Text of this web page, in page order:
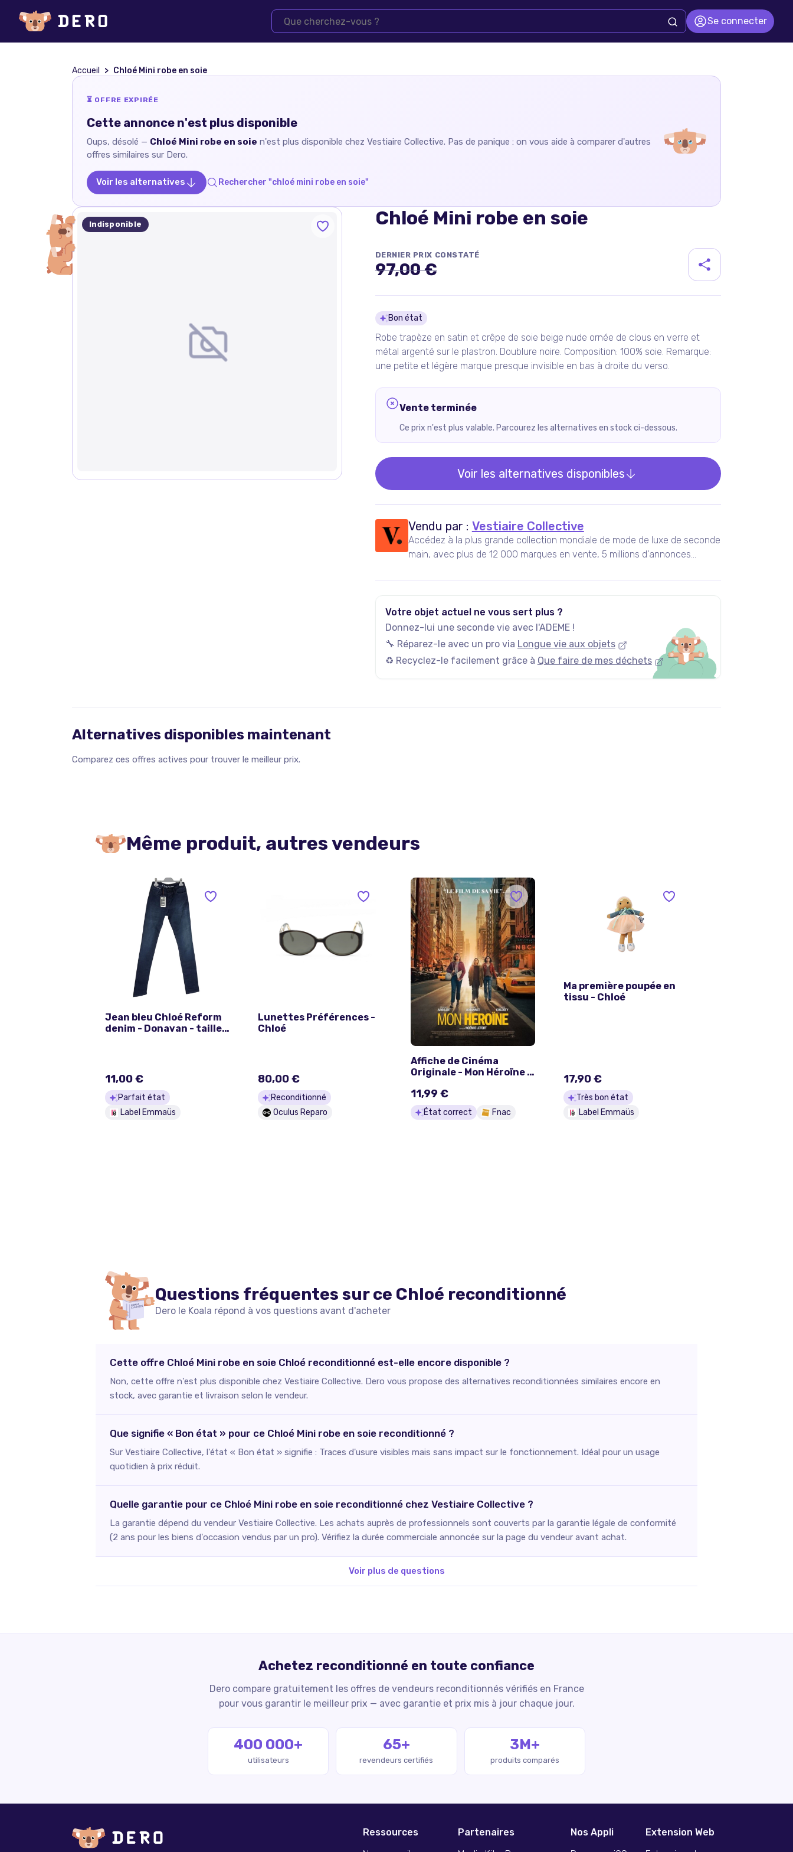
Se connecter
Accueil Chloé Mini robe en soie
⏳ OFFRE EXPIRÉE
Cette annonce n'est plus disponible
Oups, désolé — Chloé Mini robe en soie n'est plus disponible chez Vestiaire Collective. Pas de panique : on vous aide à comparer d'autres
offres similaires sur Dero.
Voir les alternatives Rechercher "chloé mini robe en soie"
Indisponible Chloé Mini robe en soie
DERNIER PRIX CONSTATÉ
97,00 €
Détails du produit
Bon état
Robe trapèze en satin et crêpe de soie beige nude ornée de clous en verre et
métal argenté sur le plastron. Doublure noire. Composition: 100% soie. Remarque:
une petite et légère marque presque invisible en bas à droite du verso.
Vente terminée
Ce prix n'est plus valable. Parcourez les alternatives en stock ci-dessous.
Voir les alternatives disponibles
Vendu par : Vestiaire Collective
Accédez à la plus grande collection mondiale de mode de luxe de seconde
main, avec plus de 12 000 marques en vente, 5 millions d'annonces
Votre objet actuel ne vous sert plus ?
Donnez-lui une seconde vie avec l'ADEME !
🔧 Réparez-le avec un pro via Longue vie aux objets
♻️ Recyclez-le facilement grâce à Que faire de mes déchets
Alternatives disponibles maintenant
Comparez ces offres actives pour trouver le meilleur prix.
Même produit, autres vendeurs
Jean bleu Chloé Reform
denim - Donavan - taille
11,00 €
Parfait état
Label Emmaüs
Lunettes Préférences -
Chloé
80,00 €
Reconditionné
Oculus Reparo
Affiche de Cinéma
Originale - Mon Héroïne -
Arbillot 2022 - 40x60cm
11,99 €
État correct Fnac
Ma première poupée en
tissu - Chloé
17,90 €
Très bon état
Label Emmaüs
Questions fréquentes sur ce Chloé reconditionné
Dero le Koala répond à vos questions avant d'acheter
Cette offre Chloé Mini robe en soie Chloé reconditionné est-elle encore disponible ?
Non, cette offre n'est plus disponible chez Vestiaire Collective. Dero vous propose des alternatives reconditionnées similaires encore en
stock, avec garantie et livraison selon le vendeur.
Que signifie « Bon état » pour ce Chloé Mini robe en soie reconditionné ?
Sur Vestiaire Collective, l'état « Bon état » signifie : Traces d'usure visibles mais sans impact sur le fonctionnement. Idéal pour un usage
quotidien à prix réduit.
Quelle garantie pour ce Chloé Mini robe en soie reconditionné chez Vestiaire Collective ?
La garantie dépend du vendeur Vestiaire Collective. Les achats auprès de professionnels sont couverts par la garantie légale de conformité
(2 ans pour les biens d'occasion vendus par un pro). Vérifiez la durée commerciale annoncée sur la page du vendeur avant achat.
Voir plus de questions
Achetez reconditionné en toute confiance
Dero compare gratuitement les offres de vendeurs reconditionnés vérifiés en France
pour vous garantir le meilleur prix — avec garantie et prix mis à jour chaque jour.
400 000+
utilisateurs
65+
revendeurs certifiés
3M+
produits comparés
Ressources
Partenaires
Nos Appli
Extension Web